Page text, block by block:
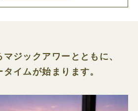
ジックアワーとともに、
イムが始まります。